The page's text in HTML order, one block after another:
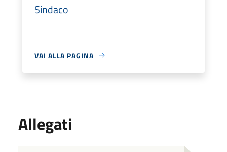
Sindaco
VAI ALLA PAGINA
Allegati